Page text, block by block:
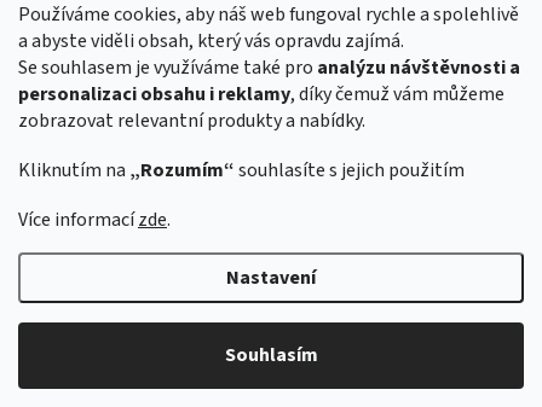
Používáme cookies, aby náš web fungoval rychle a spolehlivě
a abyste viděli obsah, který vás opravdu zajímá.
Se souhlasem je využíváme také pro analýzu návštěvnosti a
personalizaci obsahu i reklamy, díky čemuž vám můžeme
zobrazovat relevantní produkty a nabídky.
Kliknutím na „Rozumím“souhlasíte s jejich použitím
Více informacízde.
Nastavení
Souhlasím
6SFULL - FPV drony a příslušenství
vyhrazena.
Odstoupit od smlouvy